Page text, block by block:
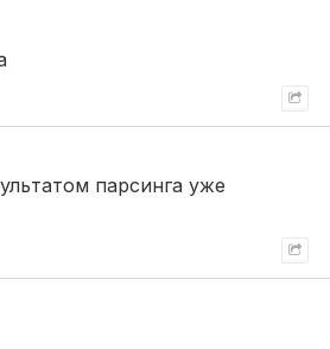
парсинга уже